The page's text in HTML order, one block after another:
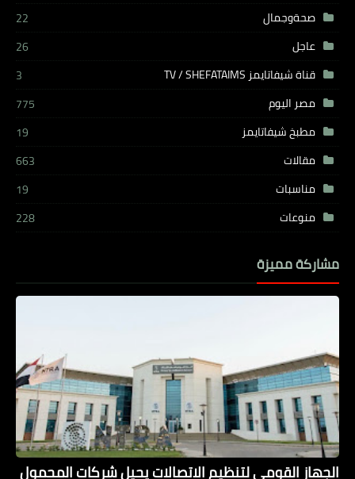
صحةوجمال
22
عاجل
26
قناة شيفاتايمز TV / SHEFATAIMS
3
مصر اليوم
775
مطبخ شيفاتايمز
19
مقالات
663
مناسبات
19
منوعات
228
مشاركة مميزة
الجهاز القومي لتنظيم الاتصالات يحيل شركات المحمول